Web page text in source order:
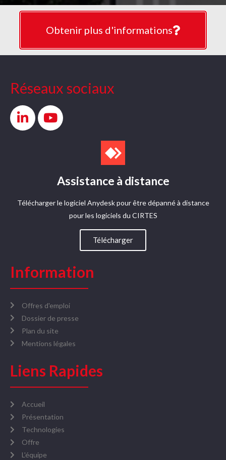
Obtenir plus d'informations
Réseaux sociaux
Assistance à distance
Télécharger le logiciel Anydesk pour être dépanné à distance
pour les logiciels du CIRTES​
Télécharger
Information
Offres d'emploi
Dossier de presse
Plan du site
Mentions légales
Liens Rapides
Accueil
Présentation
Technologies
Offre
L'équipe